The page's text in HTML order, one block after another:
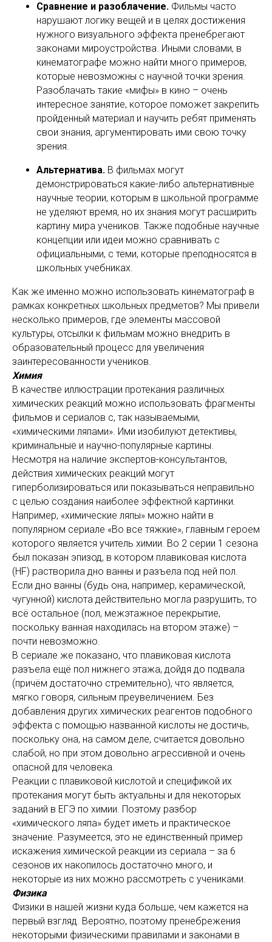
Сравнение и разоблачение. Фильмы часто
нарушают логику вещей и в целях достижения
нужного визуального эффекта пренебрегают
законами мироустройства. Иными словами, в
кинематографе можно найти много примеров,
которые невозможны с научной точки зрения.
Разоблачать такие «мифы» в кино – очень
интересное занятие, которое поможет закрепить
пройденный материал и научить ребят применять
свои знания, аргументировать ими свою точку
зрения.
Альтернатива. В фильмах могут
демонстрироваться какие-либо альтернативные
научные теории, которым в школьной программе
не уделяют время, но их знания могут расширить
картину мира учеников. Также подобные научные
концепции или идеи можно сравнивать с
официальными, с теми, которые преподносятся в
школьных учебниках.
Как же именно можно использовать кинематограф в
рамках конкретных школьных предметов? Мы привели
несколько примеров, где элементы массовой
культуры, отсылки к фильмам можно внедрить в
образовательный процесс для увеличения
заинтересованности учеников.
Химия
В качестве иллюстрации протекания различных
химических реакций можно использовать фрагменты
фильмов и сериалов с, так называемыми,
«химическими ляпами». Ими изобилуют детективы,
криминальные и научно-популярные картины.
Несмотря на наличие экспертов-консультантов,
действия химических реакций могут
гиперболизироваться или показываться неправильно
с целью создания наиболее эффектной картинки.
Например, «химические ляпы» можно найти в
популярном сериале «Во все тяжкие», главным героем
которого является учитель химии. Во 2 серии 1 сезона
был показан эпизод, в котором плавиковая кислота
(HF) растворила дно ванны и разъела под ней пол.
Если дно ванны (будь она, например, керамической,
чугунной) кислота действительно могла разрушить, то
всё остальное (пол, межэтажное перекрытие,
поскольку ванная находилась на втором этаже) –
почти невозможно.
В сериале же показано, что плавиковая кислота
разъела ещё пол нижнего этажа, дойдя до подвала
(причём достаточно стремительно), что является,
мягко говоря, сильным преувеличением. Без
добавления других химических реагентов подобного
эффекта с помощью названной кислоты не достичь,
поскольку она, на самом деле, считается довольно
слабой, но при этом довольно агрессивной и очень
опасной для человека.
Реакции с плавиковой кислотой и спецификой их
протекания могут быть актуальны и для некоторых
заданий в ЕГЭ по химии. Поэтому разбор
«химического ляпа» будет иметь и практическое
значение. Разумеется, это не единственный пример
искажения химической реакции из сериала – за 6
сезонов их накопилось достаточно много, и
некоторые из них можно рассмотреть с учениками.
Физика
Физики в нашей жизни куда больше, чем кажется на
первый взгляд. Вероятно, поэтому пренебрежения
некоторыми физическими правилами и законами в